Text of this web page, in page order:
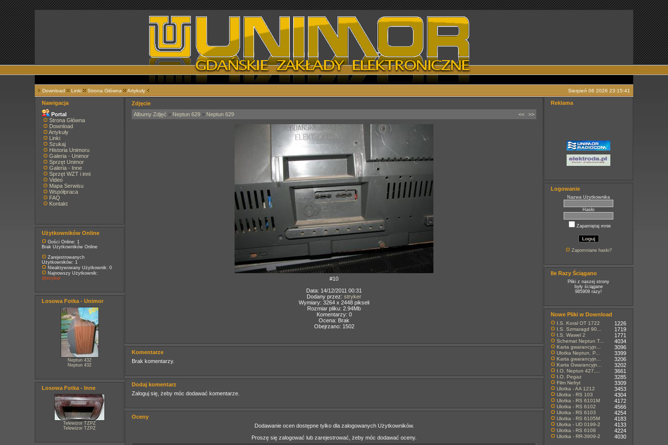
Download Linki Strona Główna Artykuły Sierpień 06 2026 23:15:41
Nawigacja
Portal
Strona Główna
Download
Artykuły
Linki
Szukaj
Historia Unimoru
Galeria - Unimor
Sprzęt Unimor
Galeria - Inne
Sprzęt WZT i inni
Video
Mapa Serwisu
Współpraca
FAQ
Kontakt
Użytkowników Online
Gości Online: 1
Brak Użytkowników Online
Zarejestrowanych
Użytkowników: 1
Nieaktywowany Użytkownik: 0
Najnowszy Użytkownik:
@stryker
Losowa Fotka - Unimor
Neptun 432
Neptun 432
Losowa Fotka - Inne
Telewizor TZPZ
Telewizor TZPZ
Zdjęcie
Albumy Zdjęć > Neptun 629 > Neptun 629 << >>
#10
Data: 14/12/2011 00:31
Dodany przez: stryker
Wymiary: 3264 x 2448 pikseli
Rozmiar pliku: 2.94Mb
Komentarzy: 0
Ocena: Brak
Obejrzano: 1502
Komentarze
Brak komentarzy.
Dodaj komentarz
Zaloguj się, żeby móc dodawać komentarze.
Oceny
Dodawanie ocen dostępne tylko dla zalogowanych Użytkowników.
Proszę się zalogować lub zarejestrować, żeby móc dodawać oceny.
Reklama
Logowanie
Nazwa Użytkownika
Hasło
Zapamiętaj mnie
Zapomniane hasło?
Ile Razy Ściągano
Pliki z naszej strony
były ściągane
985909 razy!
Nowe Pliki w Download
I.S. Koral OT 1722 1226
I.S. Szmaragd 90... 1719
I.S. Wawel 2 1771
Schemat Neptun T... 4034
Karta gwarancyjn... 3096
Ulotka Neptun, P... 3399
Karta gwarancyjn... 3206
Karta Gwarancyjn... 3202
I.O. Neptun 427,... 3661
I.O. Pegaz 3285
Film Nefryt 3309
Ulotka - AA 1212 3453
Ulotka - RS 103 4304
Ulotka - RS 6101M 4172
Ulotka - RS 6102 4566
Ulotka - RS 6103 4254
Ulotka - RS 6105M 4183
Ulotka - UD 0199-2 4133
Ulotka - RS 6108 4224
Ulotka - RR-3909-2 4030